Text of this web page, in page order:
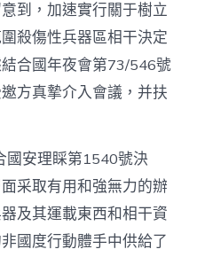
到，加速實行關于樹立
殺傷性兵器區相干決定
合國年夜會第73/546號
方真摯介入會議，并扶
國安理睬第1540號決
采取有用和強無力的辦
及其運載東西和相干資
國度行動體手中供給了